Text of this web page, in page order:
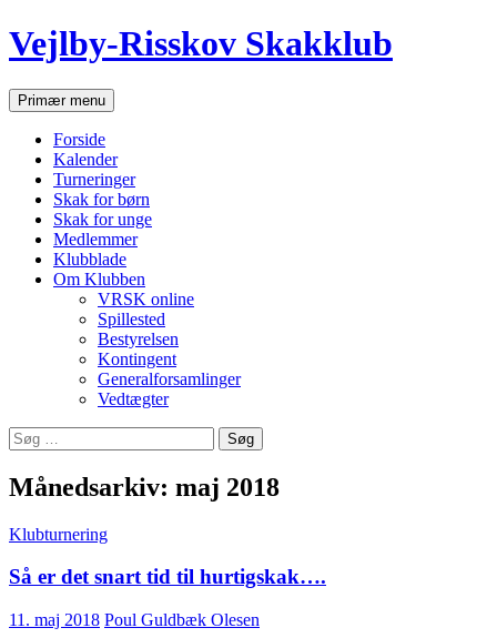
Hop
til
Vejlby-Risskov Skakklub
SøgPrimær menu
Forside
Kalender
Turneringer
Skak for børn
Skak for unge
Medlemmer
Klubblade
Om Klubben
VRSK online
Spillested
Bestyrelsen
Kontingent
Generalforsamlinger
Vedtægter
Søg
efter:
Månedsarkiv: maj 2018
Klubturnering
Så er det snart tid til hurtigskak….
11. maj 2018 Poul Guldbæk Olesen